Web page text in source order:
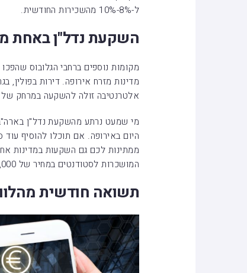
ל-8%-10% מהשכירות החודשית.
השקעת נדל"ן באחת
מקומות נוספים ברחבי הגלובוס
מדינות מזרח אירופה. דירות בפולין,
אלטרנטיבה זולה להשקעה במרחק
מי שמעט נרתע מהשקעת נדל"ן
ממתינות לכם גם השקעות במדינות
המושכרות לסטודנטים במחיר של 300,000 שקלים ומעלה.
תשואה חודשית